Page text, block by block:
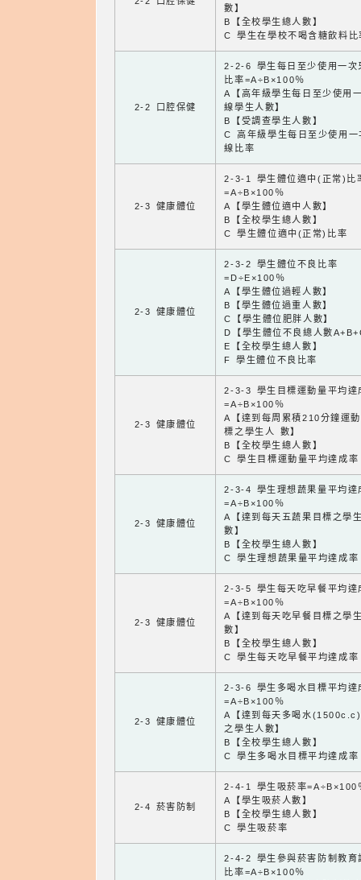
數】
B【全校學生總人數】
C 學生在學校不喝含糖飲料比
2-2 口腔保健
2-2-6 學生每日至少使用一次
比率=A÷B×100％
A【高年級學生每日至少使用
線學生人數】
B【受調查學生人數】
C 高年級學生每日至少使用一
線比率
2-3 健康體位
2-3-1 學生體位適中(正常)比
=A÷B×100％
A【學生體位適中人數】
B【全校學生總人數】
C 學生體位適中(正常)比率
2-3 健康體位
2-3-2 學生體位不良比率
=D÷E×100％
A【學生體位過輕人數】
B【學生體位過重人數】
C【學生體位肥胖人數】
D【學生體位不良總人數
E【全校學生總人數】
F 學生體位不良比率
2-3 健康體位
2-3-3 學生目標運動量平均達
=A÷B×100％
A【達到每周累積210分鐘運
標之學生人 數】
B【全校學生總人數】
C 學生目標運動量平均達成率
2-3 健康體位
2-3-4 學生理想蔬果量平均達
=A÷B×100％
A【達到每天五蔬果目標之學
數】
B【全校學生總人數】
C 學生理想蔬果量平均達成率
2-3 健康體位
2-3-5 學生每天吃早餐平均達
=A÷B×100％
A【達到每天吃早餐目標之學
數】
B【全校學生總人數】
C 學生每天吃早餐平均達成率
2-3 健康體位
2-3-6 學生多喝水目標平均達
=A÷B×100％
A【達到每天多喝水
之學生人數】
B【全校學生總人數】
C 學生多喝水目標平均達成率
2-4 菸害防制
2-4-1 學生吸菸率=A÷B×100
A【學生吸菸人數】
B【全校學生總人數】
C 學生吸菸率
2-4-2 學生參與菸害防制教育
比率=A÷B×100％